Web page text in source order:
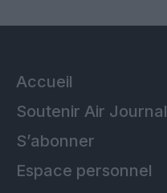
Accueil
Soutenir Air Journal
S’abonner
Espace personnel